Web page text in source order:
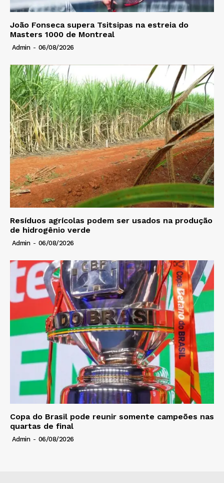
João Fonseca supera Tsitsipas na estreia do
Masters 1000 de Montreal
Admin - 06/08/2026
Resíduos agrícolas podem ser usados na produção
de hidrogênio verde
Admin - 06/08/2026
Copa do Brasil pode reunir somente campeões nas
quartas de final
Admin - 06/08/2026